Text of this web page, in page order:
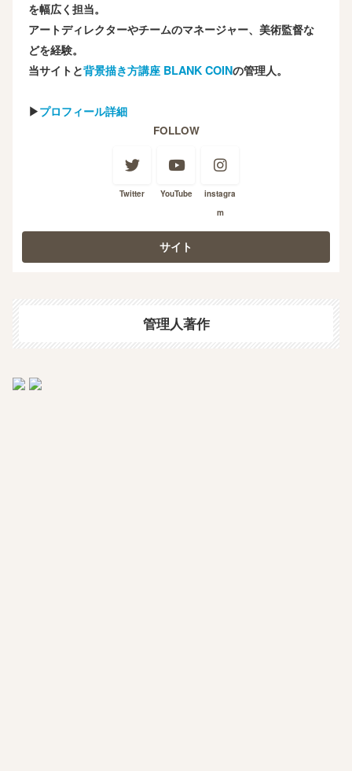
を幅広く担当。
アートディレクターやチームのマネージャー、美術監督な
どを経験。
当サイトと背景描き方講座 BLANK COINの管理人。
▶プロフィール詳細
FOLLOW
Twitter YouTube
instagra
m
管理人著作